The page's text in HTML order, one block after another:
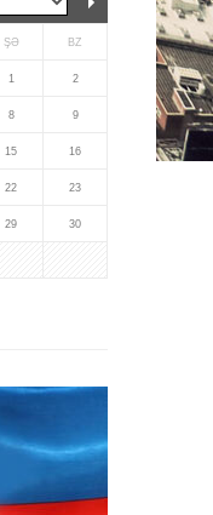
ŞƏ BZ
1 2
8 9
15 16
22 23
29 30